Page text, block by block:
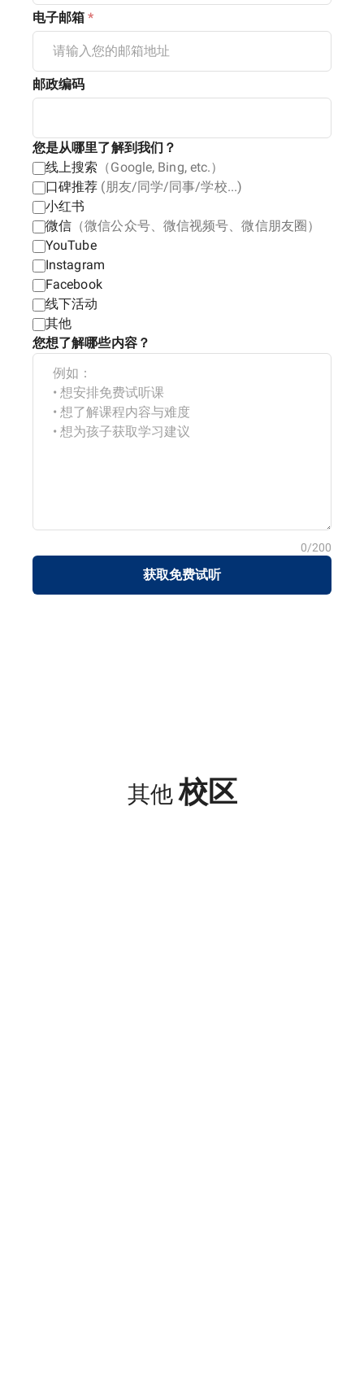
电子邮箱 *
邮政编码
您是从哪里了解到我们？
线上搜索 （Google, Bing, etc.）
口碑推荐 (朋友/同学/同事/学校...)
小红书
微信 （微信公众号、微信视频号、微信朋友圈）
YouTube
Instagram
Facebook
线下活动
其他
您想了解哪些内容？
0/200
获取免费试听
其他校区